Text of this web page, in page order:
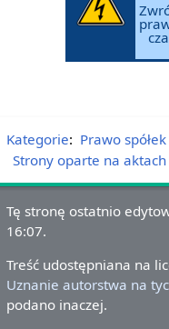
Kategorie: Prawo spółek
Strony oparte na
Tę stronę ostatnio
16:07.
Treść udostępniana na
Uznanie autorstwa na
podano inaczej.